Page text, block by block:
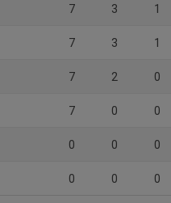
7 3 1
7 3 1
7 2 0
7 0 0
0 0 0
0 0 0